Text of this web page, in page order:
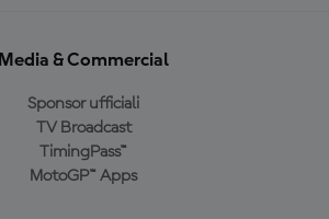
Media & Commercial
Sponsor ufficiali
TV Broadcast
TimingPass™
MotoGP™ Apps